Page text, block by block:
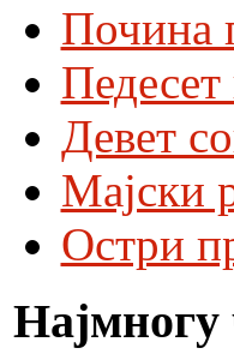
Почина
Девет
Мајски
Остри
Најмногу